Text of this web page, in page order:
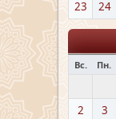
23 24
Вс. Пн.
2
3